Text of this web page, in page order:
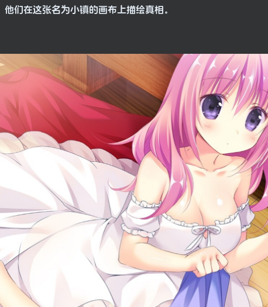
们在这张名为小镇的画布上描绘真相。